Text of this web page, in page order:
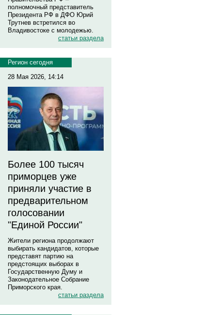
полномочный представитель
Президента РФ в ДФО Юрий
Трутнев встретился во
Владивостоке с молодежью.
статьи раздела
Регион сегодня
28 Мая 2026, 14:14
Более 100 тысяч
приморцев уже
приняли участие в
предварительном
голосовании
"Единой России"
Жители региона продолжают
выбирать кандидатов, которые
представят партию на
предстоящих выборах в
Государственную Думу и
Законодательное Собрание
Приморского края.
статьи раздела